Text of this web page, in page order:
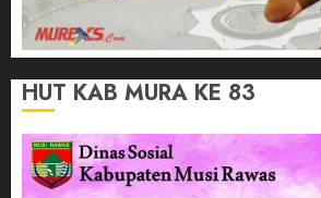
HUT KAB MURA KE 83